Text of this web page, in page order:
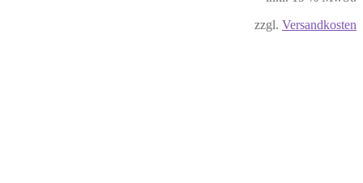
zzgl. Versandkosten